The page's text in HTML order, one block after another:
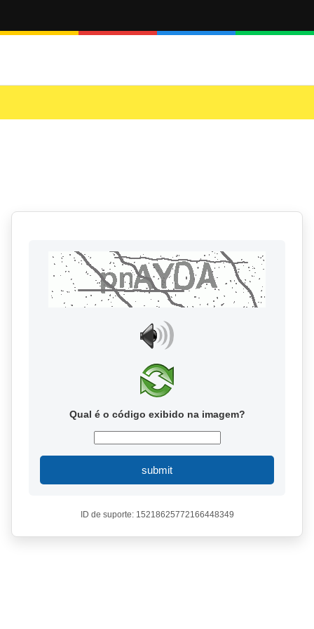
Qual é o código exibido na imagem?
submit
ID de suporte: 15218625772166448349